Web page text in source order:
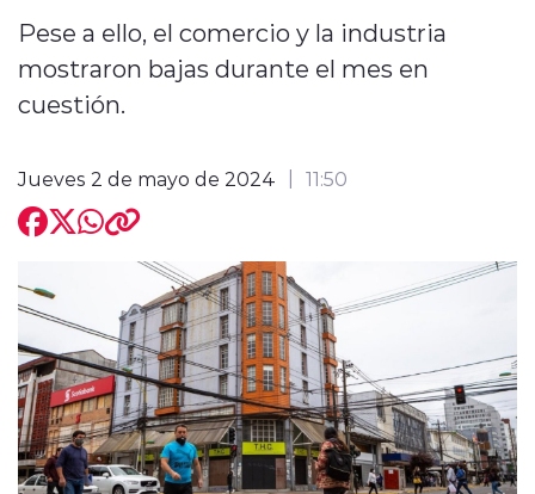
Internacional
Regiones al Aire
modo claro
Pese a ello, el comercio y la industria
mostraron bajas durante el mes en
cuestión.
Jueves 2 de mayo de 2024 11:50